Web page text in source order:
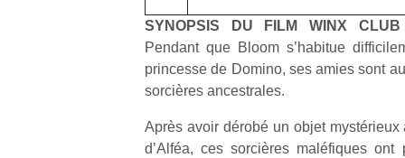
SYNOPSIS DU FILM WINX
Pendant que Bloom s’habitue
princesse de Domino, ses amies sont
sorcières ancestrales.
Après avoir dérobé un objet mystérieux
d’Alféa, ces sorcières maléfiques
activité
ou
apprentissage…